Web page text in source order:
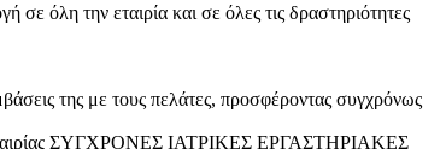
όλη την εταιρία και σε όλες τις δραστηριότητες
της με τους πελάτες, προσφέροντας συγχρόνως
εταιρίας ΣΥΓΧΡΟΝΕΣ ΙΑΤΡΙΚΕΣ ΕΡΓΑΣΤΗΡΙΑΚΕΣ